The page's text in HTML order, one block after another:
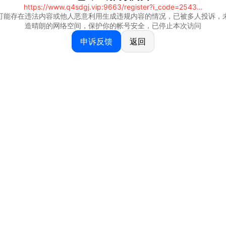
https://www.q4sdgj.vip:9663/register?i_code=25430844
能存在违法内容或他人恶意利用生成违规内容的情况，已被多人投诉，
造晴朗的网络空间，保护你的帐号安全，已停止本次访问
申诉反馈 返回